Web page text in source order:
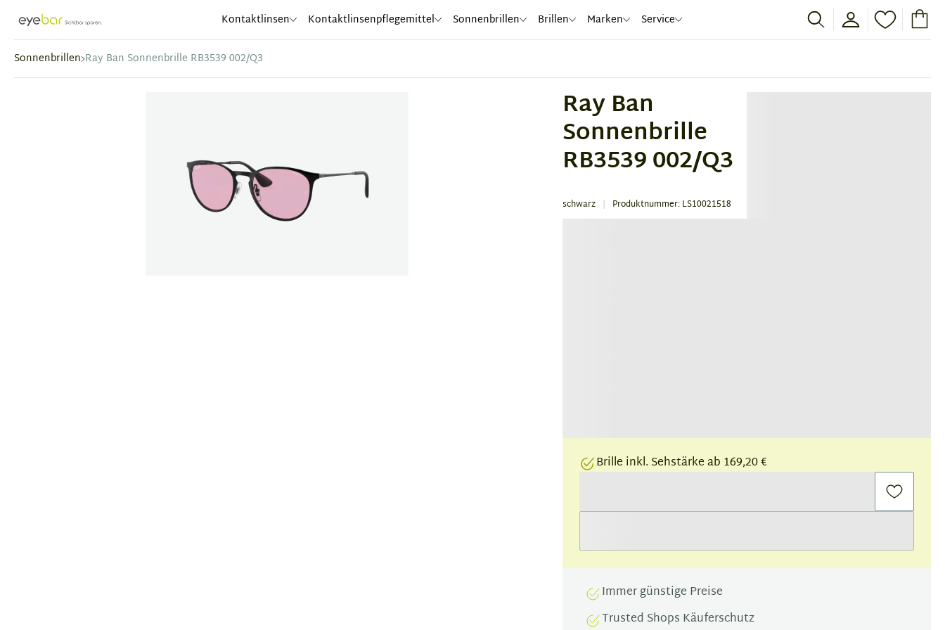
Abele Optic Kontaktlinsen Kontaktlinsenpflegemittel Sonnenbrillen Brillen Marken Service
Sonnenbrillen Ray Ban Sonnenbrille RB3539 002/Q3
Ray Ban
Sonnenbrille
RB3539 002/Q3
schwarz Produktnummer: LS10021518
Brille inkl. Sehstärke ab 169,20 €
Immer günstige Preise
Trusted Shops Käuferschutz